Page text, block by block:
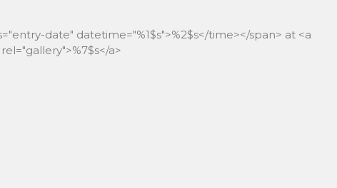
date" datetime="%1$s">%2$s</time></span> at <a
a>